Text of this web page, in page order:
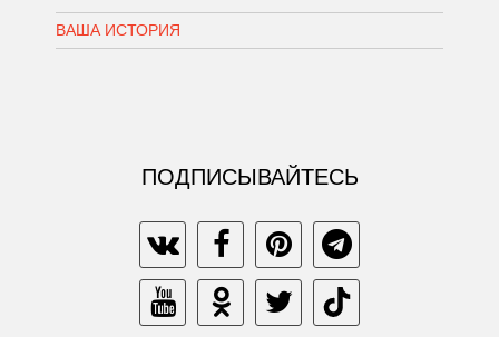
ВАША ИСТОРИЯ
ПОДПИСЫВАЙТЕСЬ